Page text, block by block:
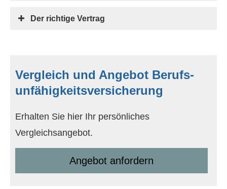
Der richtige Vertrag
Vergleich und Angebot Berufs­
unfähig­keitsversicherung
Erhalten Sie hier Ihr persönliches
Vergleichsangebot.
An­ge­bot an­for­dern